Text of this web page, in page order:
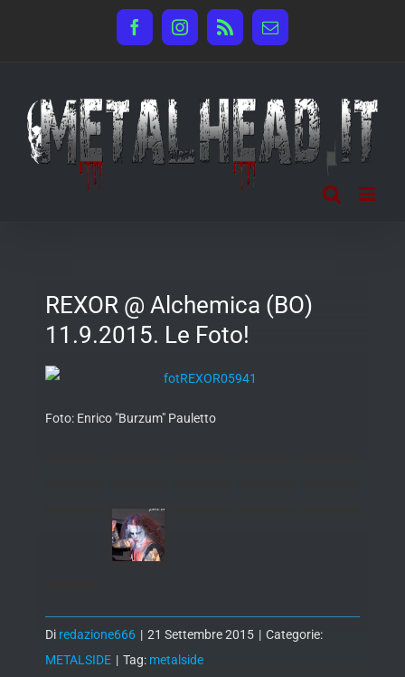
FacebookInstagram
Rss Email
REXOR @ Alchemica (BO)
11.9.2015. Le Foto!
Foto: Enrico "Burzum" Pauletto
Di redazione666 | 21 Settembre 2015 | Categorie:
METALSIDE | Tag: metalside